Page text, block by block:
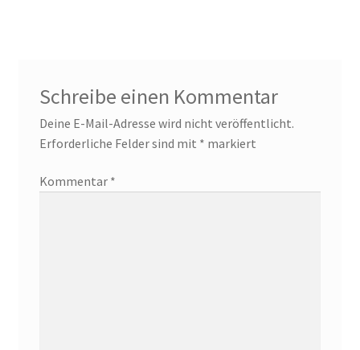
Schreibe einen Kommentar
Deine E-Mail-Adresse wird nicht veröffentlicht.
Erforderliche Felder sind mit * markiert
Kommentar *